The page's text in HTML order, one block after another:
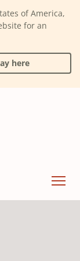
of America,
for an
here